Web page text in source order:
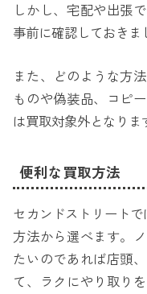
しかし、宅配や出張
事前に確認しておきま
また、どのような方
ものや偽装品、コピ
は買取対象外となりま
便利な買取方法
セカンドストリート
方法から選べます。
たいのであれば店頭
て、ラクにやり取り